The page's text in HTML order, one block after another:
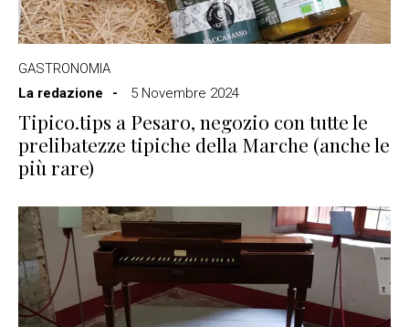
GASTRONOMIA
La redazione
5 Novembre 2024
Tipico.tips a Pesaro, negozio con tutte le
prelibatezze tipiche della Marche (anche le
più rare)